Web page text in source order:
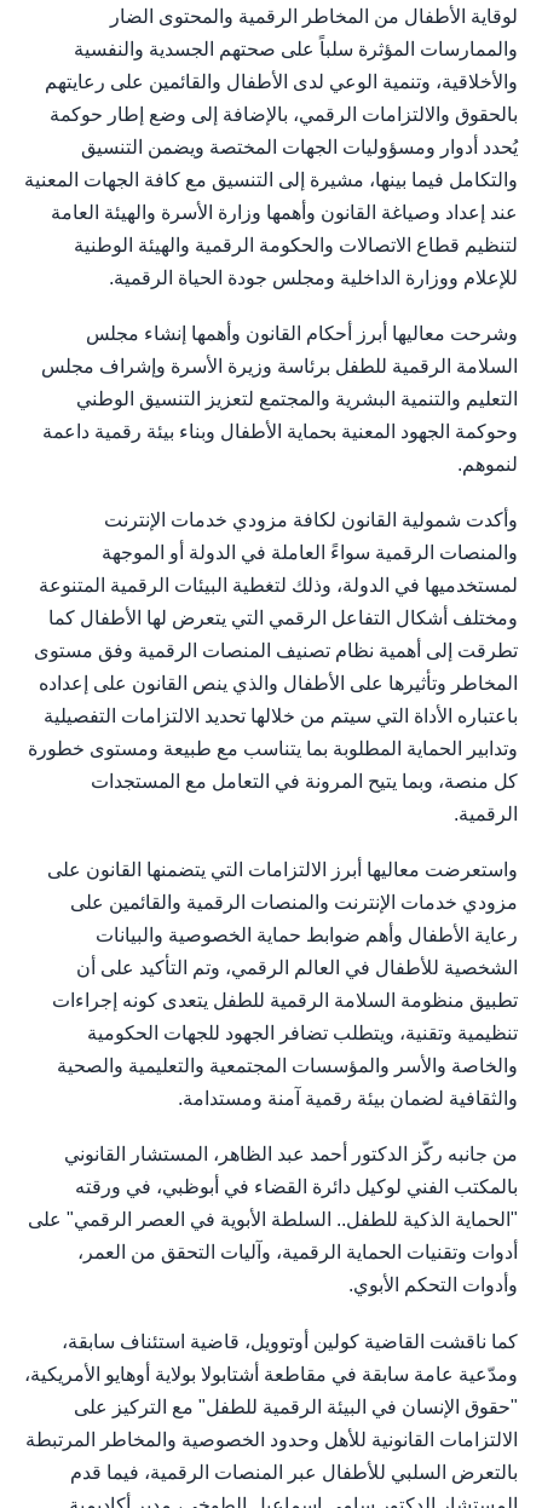
لوقاية الأطفال من المخاطر الرقمية والمحتوى الضار
والممارسات المؤثرة سلباً على صحتهم الجسدية والنفسية
والأخلاقية، وتنمية الوعي لدى الأطفال والقائمين على رعايتهم
بالحقوق والالتزامات الرقمي، بالإضافة إلى وضع إطار حوكمة
يُحدد أدوار ومسؤوليات الجهات المختصة ويضمن التنسيق
والتكامل فيما بينها، مشيرة إلى التنسيق مع كافة الجهات المعنية
عند إعداد وصياغة القانون وأهمها وزارة الأسرة والهيئة العامة
لتنظيم قطاع الاتصالات والحكومة الرقمية والهيئة الوطنية
للإعلام ووزارة الداخلية ومجلس جودة الحياة الرقمية.
وشرحت معاليها أبرز أحكام القانون وأهمها إنشاء مجلس
السلامة الرقمية للطفل برئاسة وزيرة الأسرة وإشراف مجلس
التعليم والتنمية البشرية والمجتمع لتعزيز التنسيق الوطني
وحوكمة الجهود المعنية بحماية الأطفال وبناء بيئة رقمية داعمة
لنموهم.
وأكدت شمولية القانون لكافة مزودي خدمات الإنترنت
والمنصات الرقمية سواءً العاملة في الدولة أو الموجهة
لمستخدميها في الدولة، وذلك لتغطية البيئات الرقمية المتنوعة
ومختلف أشكال التفاعل الرقمي التي يتعرض لها الأطفال كما
تطرقت إلى أهمية نظام تصنيف المنصات الرقمية وفق مستوى
المخاطر وتأثيرها على الأطفال والذي ينص القانون على إعداده
باعتباره الأداة التي سيتم من خلالها تحديد الالتزامات التفصيلية
وتدابير الحماية المطلوبة بما يتناسب مع طبيعة ومستوى خطورة
كل منصة، وبما يتيح المرونة في التعامل مع المستجدات
الرقمية.
واستعرضت معاليها أبرز الالتزامات التي يتضمنها القانون على
مزودي خدمات الإنترنت والمنصات الرقمية والقائمين على
رعاية الأطفال وأهم ضوابط حماية الخصوصية والبيانات
الشخصية للأطفال في العالم الرقمي، وتم التأكيد على أن
تطبيق منظومة السلامة الرقمية للطفل يتعدى كونه إجراءات
تنظيمية وتقنية، ويتطلب تضافر الجهود للجهات الحكومية
والخاصة والأسر والمؤسسات المجتمعية والتعليمية والصحية
والثقافية لضمان بيئة رقمية آمنة ومستدامة.
من جانبه ركّز الدكتور أحمد عبد الظاهر، المستشار القانوني
بالمكتب الفني لوكيل دائرة القضاء في أبوظبي، في ورقته
"الحماية الذكية للطفل.. السلطة الأبوية في العصر الرقمي" على
أدوات وتقنيات الحماية الرقمية، وآليات التحقق من العمر،
وأدوات التحكم الأبوي.
كما ناقشت القاضية كولين أوتوويل، قاضية استئناف سابقة،
ومدّعية عامة سابقة في مقاطعة أشتابولا بولاية أوهايو الأمريكية،
"حقوق الإنسان في البيئة الرقمية للطفل" مع التركيز على
الالتزامات القانونية للأهل وحدود الخصوصية والمخاطر المرتبطة
بالتعرض السلبي للأطفال عبر المنصات الرقمية، فيما قدم